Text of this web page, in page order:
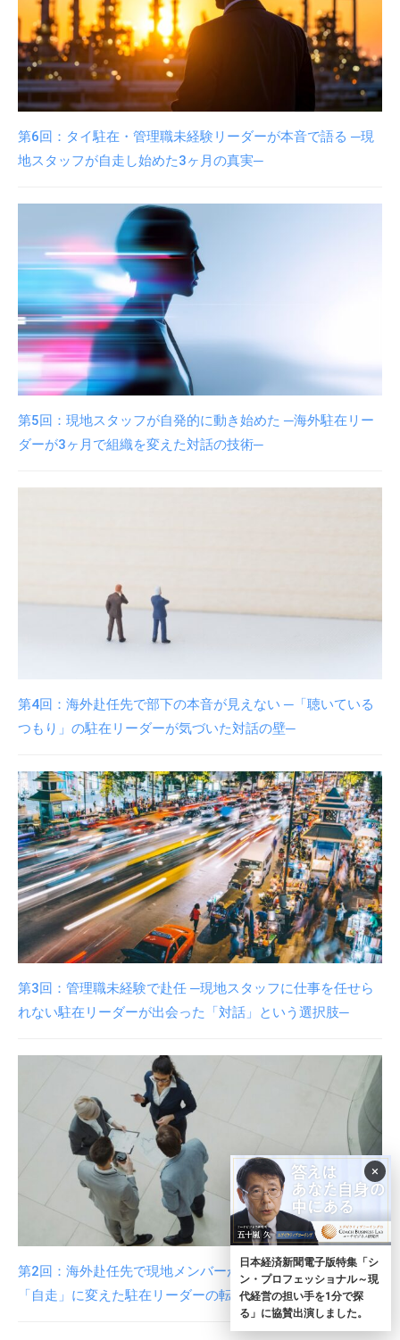
第6回：タイ駐在・管理職未経験リーダーが本音で語る ─現
地スタッフが自走し始めた3ヶ月の真実─
第5回：現地スタッフが自発的に動き始めた ─海外駐在リー
ダーが3ヶ月で組織を変えた対話の技術─
第4回：海外赴任先で部下の本音が見えない ─「聴いている
つもり」の駐在リーダーが気づいた対話の壁─
第3回：管理職未経験で赴任 ─現地スタッフに仕事を任せら
れない駐在リーダーが出会った「対話」という選択肢─
第2回：海外赴任先で現地メンバーが動かない ─指示待ちを
「自走」に変えた駐在リーダーの転換点─
×
日本経済新聞電子版特集「シ
ン・プロフェッショナル～現
代経営の担い手を1分で探
る」に協賛出演しました。